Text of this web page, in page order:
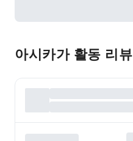
아시카가 활동 리뷰